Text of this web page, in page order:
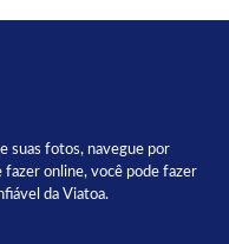
suas fotos, navegue por
online, você pode fazer
da Viatoa.